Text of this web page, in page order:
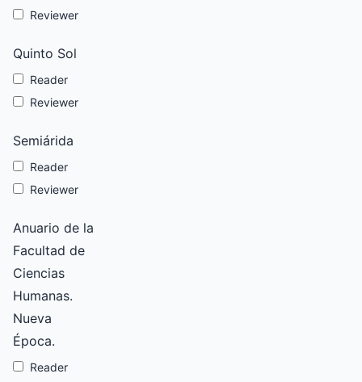
Reviewer
Quinto Sol
Reader
Reviewer
Semiárida
Reader
Reviewer
Anuario de la
Facultad de
Ciencias
Humanas.
Nueva
Época.
Reader